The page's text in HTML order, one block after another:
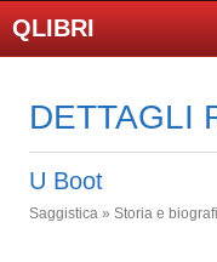
QLIBRI
DETTAGLI
U Boot
Saggistica » Storia e